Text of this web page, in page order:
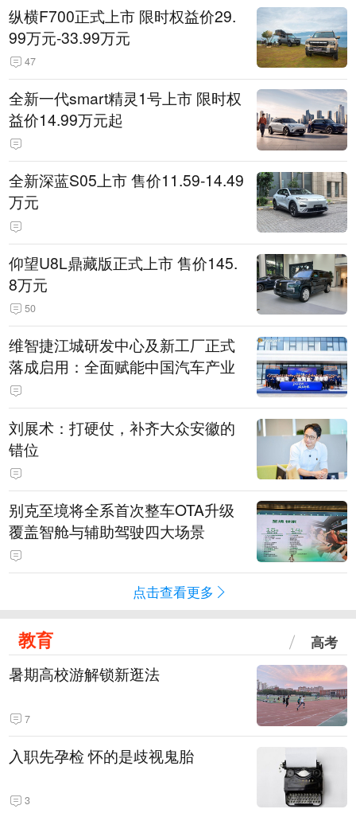
纵横F700正式上市 限时权益价29.
99万元-33.99万元
47
全新一代smart精灵1号上市 限时权
益价14.99万元起
全新深蓝S05上市 售价11.59-14.49
万元
仰望U8L鼎藏版正式上市 售价145.
8万元
50
维智捷江城研发中心及新工厂正式
落成启用：全面赋能中国汽车产业
刘展术：打硬仗，补齐大众安徽的
错位
别克至境将全系首次整车OTA升级
覆盖智舱与辅助驾驶四大场景
点击查看更多
教育 高考
暑期高校游解锁新逛法
7
入职先孕检 怀的是歧视鬼胎
3